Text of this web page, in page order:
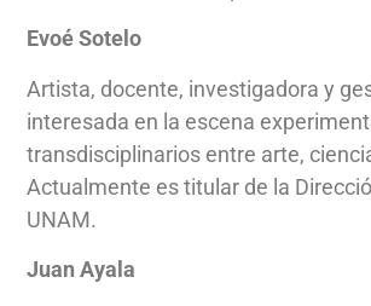
Evoé Sotelo
Artista, docente, investigadora y
interesada en la escena
transdisciplinarios entre arte,
Actualmente es titular de la
UNAM.
Juan Ayala